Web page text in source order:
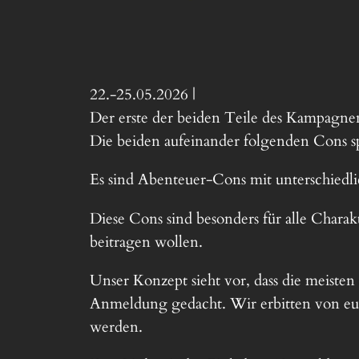
22.-25.05.2026 |
Der erste der beiden Teile des
Die beiden aufeinander folgenden Cons
Es sind Abenteuer-Cons mit
Diese Cons sind besonders für alle
beitragen wollen.
Unser Konzept sieht vor, dass die
Anmeldung gedacht. Wir erbitten von
werden.